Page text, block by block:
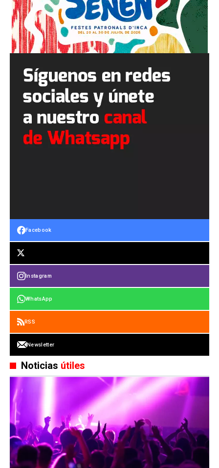
Facebook
Instagram
WhatsApp
RSS
Newsletter
Noticias útiles